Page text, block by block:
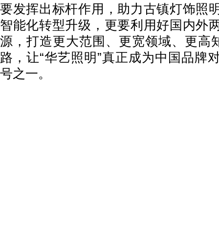
要发挥出标杆作用，助力古镇灯饰照
智能化转型升级，更要利用好国内外
源，打造更大范围、更宽领域、更高
路，让“华艺照明”真正成为中国品牌
号之一。